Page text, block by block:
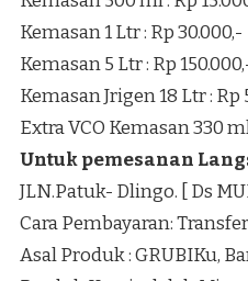
Kemasan 1 Ltr : Rp 30.000,-
Kemasan 5 Ltr : Rp
Kemasan Jrigen 18 Ltr : Rp
Extra VCO Kemasan 330
Untuk pemesanan
JLN.Patuk- Dlingo. [ Ds
Cara Pembayaran:
Asal Produk : GRUBIKu,